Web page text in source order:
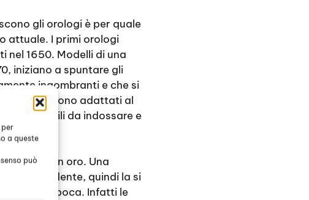
per
a queste
può
gli orologi è per quale
attuale. I primi orologi
nel 1650. Modelli di una
iniziano a spuntare gli
ingombranti e che si
1900 si sono adattati al
molto facili da indossare e
la cassa in oro. Una
indipendente, quindi la si
dell’epoca. Infatti le